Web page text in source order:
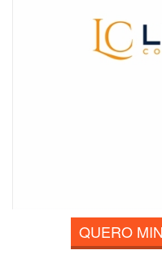
QUERO